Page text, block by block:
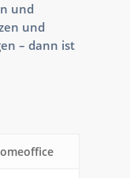
und
und
– dann ist